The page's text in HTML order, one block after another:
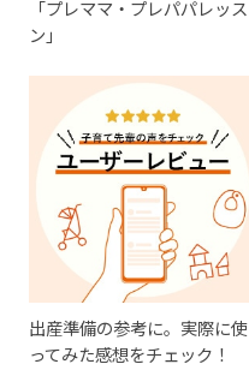
「プレママ・プレパパレッス
ン」
出産準備の参考に。実際に使
ってみた感想をチェック！